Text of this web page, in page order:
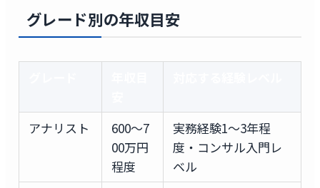
グレード別の年収目安
アナリスト
600〜7
00万円
程度
実務経験1〜3年程
度・コンサル入門レ
ベル